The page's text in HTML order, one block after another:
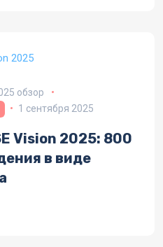
обзор
1 сентября 2025
Vision 2025: 800
в виде